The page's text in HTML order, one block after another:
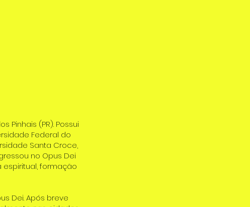
Pinhais (PR). Possui
Federal do
Santa Croce,
no Opus Dei
formação
Dei. Após breve